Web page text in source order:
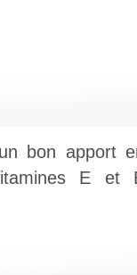
bon apport
E